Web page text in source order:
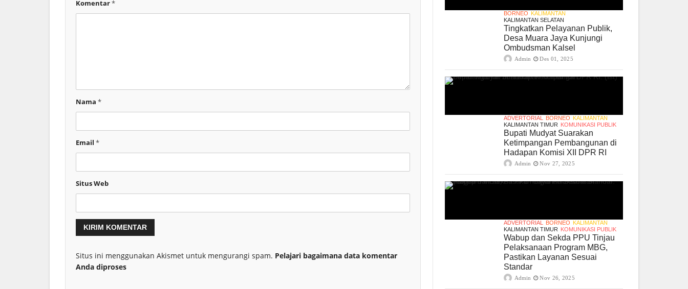
Komentar*
Nama *
Email *
Situs Web
Situs ini menggunakan Akismet untuk mengurangi spam. Pelajari bagaimana data komentar
Anda diproses
BORNEO KALIMANTAN
KALIMANTAN SELATAN
Tingkatkan Pelayanan Publik,
Desa Muara Jaya Kunjungi
Ombudsman Kalsel
Admin Des 01, 2025
ADVERTORIAL BORNEO KALIMANTAN
KALIMANTAN TIMUR KOMUNIKASI PUBLIK
Bupati Mudyat Suarakan
Ketimpangan Pembangunan di
Hadapan Komisi XII DPR RI
Admin Nov 27, 2025
ADVERTORIAL BORNEO KALIMANTAN
KALIMANTAN TIMUR KOMUNIKASI PUBLIK
Wabup dan Sekda PPU Tinjau
Pelaksanaan Program MBG,
Pastikan Layanan Sesuai
Standar
Admin Nov 26, 2025